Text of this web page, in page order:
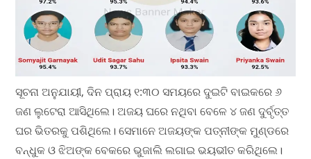
ସୂଚନା ଅନୁଯାୟୀ, ଦିନ ପ୍ରାୟ ୧:୩୦ ସମୟରେ ଦୁଇଟି ବାଇକରେ ୬
ଜଣ ଲୁଟେରା ଆସିଥିଲେ। ଅଜୟ ଘରେ ନଥିବା ବେଳେ ୪ ଜଣ ଦୁର୍ବୃତ୍ତ
ଘର ଭିତରକୁ ପଶିଥିଲେ। ସେମାନେ ଅଜୟଙ୍କ ପତ୍ନୀଙ୍କ ମୁଣ୍ଡରେ
ବନ୍ଧୁକ ଓ ଝିଅଙ୍କ ବେକରେ ଭୁଜାଲି ଲଗାଇ ଭୟଭୀତ କରିଥିଲେ।